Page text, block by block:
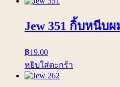
Jew 351 กิ้บหนีบ
฿19.00
หยิบใส่ตะกร้า